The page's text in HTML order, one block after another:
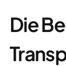
Die